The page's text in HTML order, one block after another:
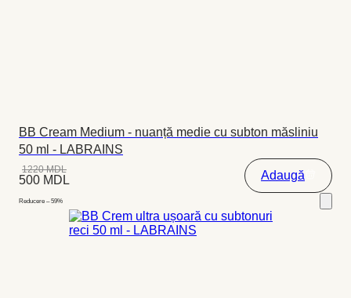
BB Cream Medium - nuanță medie cu subton măsliniu
50 ml - LABRAINS
1220MDL
500 MDL Adaugă
Reducere – 59%